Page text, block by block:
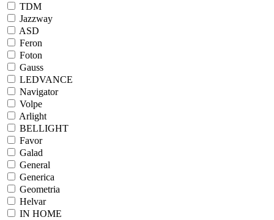
TDM
Jazzway
ASD
Feron
Foton
Gauss
LEDVANCE
Navigator
Volpe
Arlight
BELLIGHT
Favor
Galad
General
Generica
Geometria
Helvar
IN HOME